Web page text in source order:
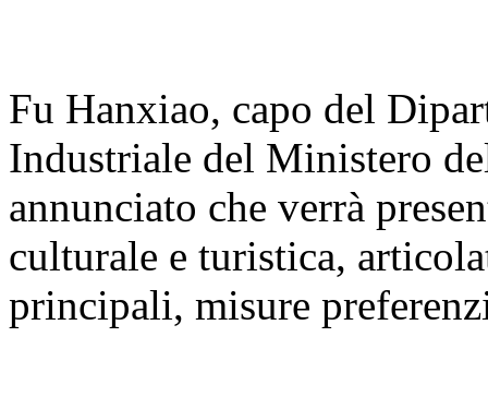
Fu Hanxiao, capo del
Industriale del Ministero
annunciato che verrà
culturale e turistica,
principali, misure